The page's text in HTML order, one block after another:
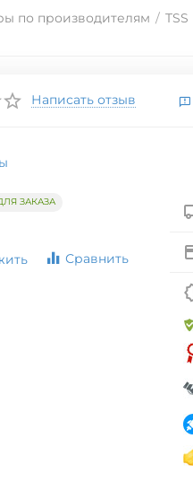
по производителям / TSS
Написать отзыв
ЗАКАЗА
Сравнить